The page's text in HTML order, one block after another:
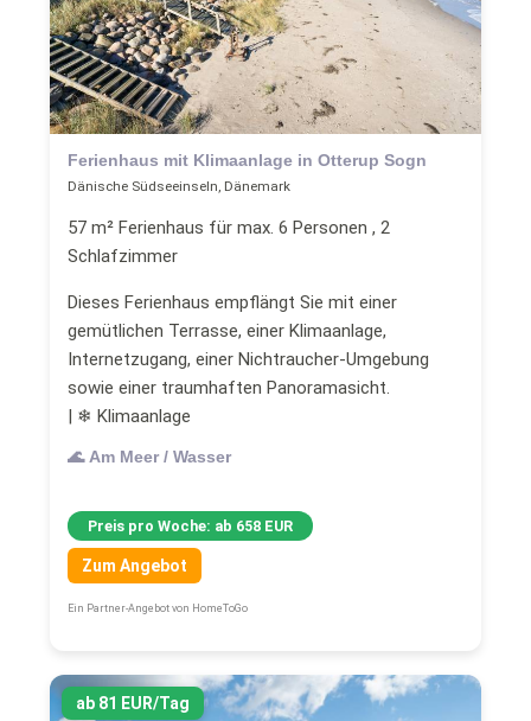
Ferienhaus mit Klimaanlage in Otterup Sogn
Dänische Südseeinseln, Dänemark
57 m² Ferienhaus für max. 6 Personen , 2
Schlafzimmer
Dieses Ferienhaus empflängt Sie mit einer
gemütlichen Terrasse, einer Klimaanlage,
Internetzugang, einer Nichtraucher-Umgebung
sowie einer traumhaften Panoramasicht.
| ❄ Klimaanlage
🌊 Am Meer / Wasser
Preis pro Woche: ab 658 EUR
Zum Angebot
Ein Partner-Angebot von HomeToGo
ab 81 EUR/Tag